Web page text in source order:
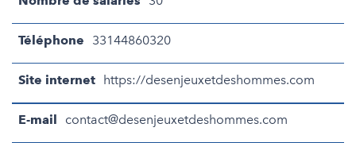
Téléphone 33144860320
Site internet https://desenjeuxetdeshommes.com
E-mail contact@desenjeuxetdeshommes.com